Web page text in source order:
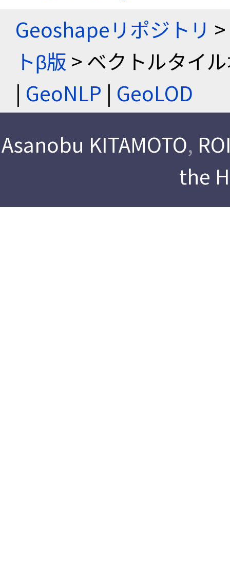
Geoshapeリポジトリ >
トβ版 > ベクトルタイ
| GeoNLP | GeoLOD
Asanobu KITAMOTO,
the